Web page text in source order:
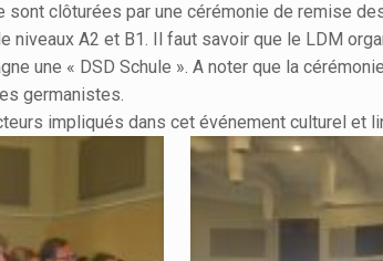
sont clôturées par une cérémonie de remise
niveaux A2 et B1. Il faut savoir que le LDM
une « DSD Schule ». A noter que la
germanistes.
impliqués dans cet événement culturel et